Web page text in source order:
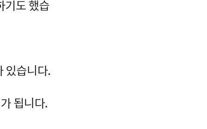
기도 했습
있습니다.
됩니다.